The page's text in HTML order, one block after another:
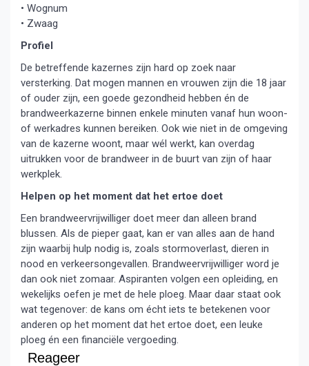
• Wognum
• Zwaag
Profiel
De betreffende kazernes zijn hard op zoek naar
versterking. Dat mogen mannen en vrouwen zijn die 18 jaar
of ouder zijn, een goede gezondheid hebben én de
brandweerkazerne binnen enkele minuten vanaf hun woon-
of werkadres kunnen bereiken. Ook wie niet in de omgeving
van de kazerne woont, maar wél werkt, kan overdag
uitrukken voor de brandweer in de buurt van zijn of haar
werkplek.
Helpen op het moment dat het ertoe doet
Een brandweervrijwilliger doet meer dan alleen brand
blussen. Als de pieper gaat, kan er van alles aan de hand
zijn waarbij hulp nodig is, zoals stormoverlast, dieren in
nood en verkeersongevallen. Brandweervrijwilliger word je
dan ook niet zomaar. Aspiranten volgen een opleiding, en
wekelijks oefen je met de hele ploeg. Maar daar staat ook
wat tegenover: de kans om écht iets te betekenen voor
anderen op het moment dat het ertoe doet, een leuke
ploeg én een financiële vergoeding.
Reageer